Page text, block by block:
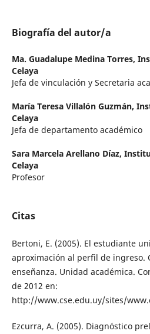
Biografía del autor/a
Ma. Guadalupe Medina Torres,
Celaya
Jefa de vinculación y Secretaria
María Teresa Villalón Guzmán,
Celaya
Jefa de departamento académico
Sara Marcela Arellano Díaz,
Celaya
Profesor
Citas
Bertoni, E. (2005). El estudiante
aproximación al perfil de ingreso.
enseñanza. Unidad académica.
de 2012 en:
http://www.cse.edu.uy/sites/
Ezcurra, A. (2005). Diagnóstico